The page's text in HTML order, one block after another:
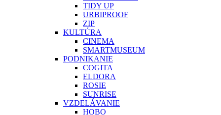
TIDY UP
URBIPROOF
ZIP
KULTÚRA
CINEMA
SMARTMUSEUM
PODNIKANIE
COGITA
ELDORA
ROSIE
SUNRISE
VZDELÁVANIE
HOBO